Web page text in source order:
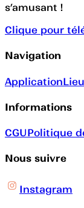
s’amusant !
Clique pour
Navigation
Application
Informations
CGUPolitique
Nous suivre
Instagram